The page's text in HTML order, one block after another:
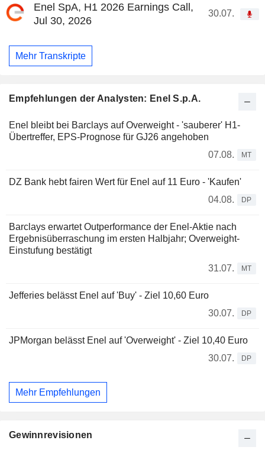
Enel SpA, H1 2026 Earnings Call,
Jul 30, 2026
30.07.
Mehr Transkripte
Empfehlungen der Analysten: Enel S.p.A.
Enel bleibt bei Barclays auf Overweight - 'sauberer' H1-
Übertreffer, EPS-Prognose für GJ26 angehoben
07.08.
MT
DZ Bank hebt fairen Wert für Enel auf 11 Euro - 'Kaufen'
04.08.
DP
Barclays erwartet Outperformance der Enel-Aktie nach
Ergebnisüberraschung im ersten Halbjahr; Overweight-
Einstufung bestätigt
31.07.
MT
Jefferies belässt Enel auf 'Buy' - Ziel 10,60 Euro
30.07.
DP
JPMorgan belässt Enel auf 'Overweight' - Ziel 10,40 Euro
30.07.
DP
Mehr Empfehlungen
Gewinnrevisionen